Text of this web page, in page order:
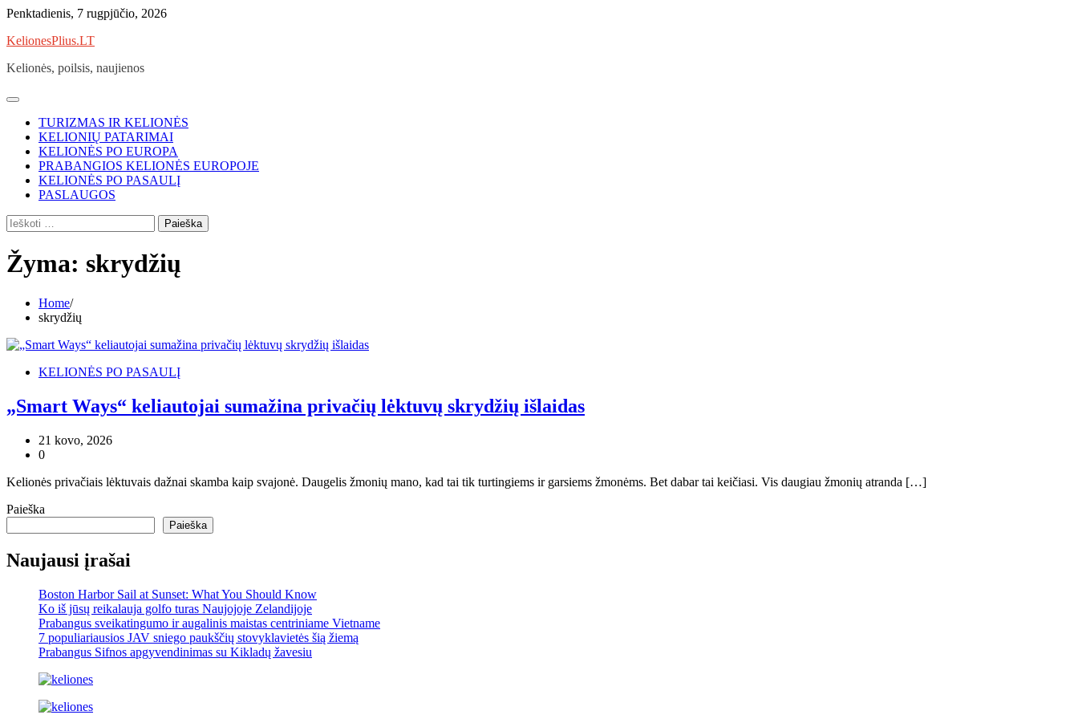
Skip
content
Penktadienis, 7 rugpjūčio, 2026
KelionesPlius.LT
Kelionės, poilsis, naujienos
TURIZMAS IR KELIONĖS
KELIONIŲ PATARIMAI
KELIONĖS PO EUROPA
PRABANGIOS KELIONĖS EUROPOJE
KELIONĖS PO PASAULĮ
PASLAUGOS
Ieškoti:
Žyma: skrydžių
Home
skrydžių
KELIONĖS PO PASAULĮ
„Smart Ways“ keliautojai sumažina privačių lėktuvų skrydžių išlaidas
21 kovo, 2026
0
Kelionės privačiais lėktuvais dažnai skamba kaip svajonė. Daugelis žmonių mano, kad tai tik turtingiems ir garsiems žmonėms. Bet dabar tai keičiasi. Vis daugiau žmonių atranda […]
Paieška
Paieška
Naujausi įrašai
Boston Harbor Sail at Sunset: What You Should Know
Ko iš jūsų reikalauja golfo turas Naujojoje Zelandijoje
Prabangus sveikatingumo ir augalinis maistas centriniame Vietname
7 populiariausios JAV sniego paukščių stovyklavietės šią žiemą
Prabangus Sifnos apgyvendinimas su Kikladų žavesiu